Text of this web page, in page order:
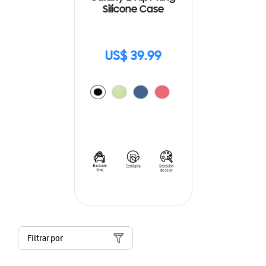
Silicone Case
US$ 39.99
Filtrar por